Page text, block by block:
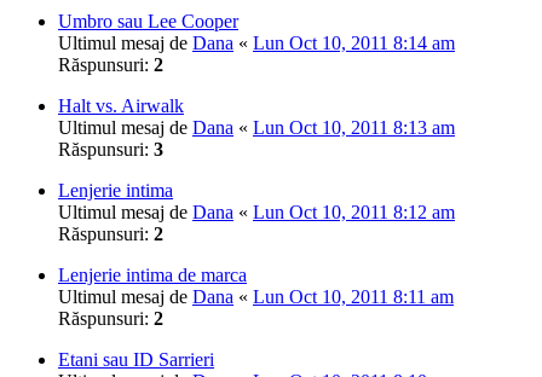
Umbro sau Lee Cooper
Ultimul mesaj de Dana « Lun Oct 10, 2011 8:14 am
Răspunsuri: 2
Halt vs. Airwalk
Ultimul mesaj de Dana « Lun Oct 10, 2011 8:13 am
Răspunsuri: 3
Lenjerie intima
Ultimul mesaj de Dana « Lun Oct 10, 2011 8:12 am
Răspunsuri: 2
Lenjerie intima de marca
Ultimul mesaj de Dana « Lun Oct 10, 2011 8:11 am
Răspunsuri: 2
Etani sau ID Sarrieri